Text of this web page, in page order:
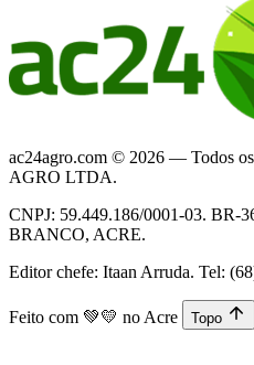
ac24agro.com © 2026 — Todos
AGRO LTDA.
CNPJ: 59.449.186/0001-03. BR-
BRANCO, ACRE.
Editor chefe: Itaan Arruda. Tel:
Feito com 💚💛 no Acre Topo